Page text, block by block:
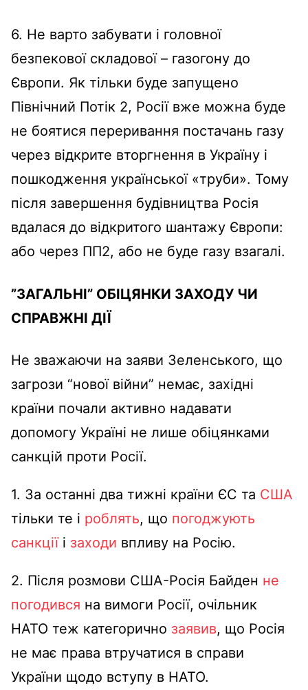
6. Не варто забувати і головної
безпекової складової – газогону до
Європи. Як тільки буде запущено
Північний Потік 2, Росії вже можна буде
не боятися переривання постачань газу
через відкрите вторгнення в Україну і
пошкодження української «труби». Тому
після завершення будівництва Росія
вдалася до відкритого шантажу Європи:
або через ПП2, або не буде газу взагалі.
”ЗАГАЛЬНІ” ОБІЦЯНКИ ЗАХОДУ ЧИ
СПРАВЖНІ ДІЇ
Не зважаючи на заяви Зеленського, що
загрози “нової війни” немає, західні
країни почали активно надавати
допомогу Україні не лише обіцянками
санкцій проти Росії.
1. За останні два тижні країни ЄС та США
тільки те і роблять, що погоджують
санкціїі заходи впливу на Росію.
2. Після розмови США-Росія Байден не
погодився на вимоги Росії, очільник
НАТО теж категорично заявив, що Росія
не має права втручатися в справи
України щодо вступу в НАТО.